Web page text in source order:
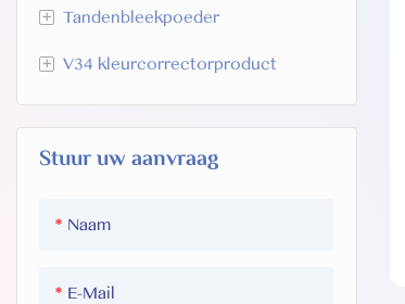
PAP Tandenbleekstrips
Oplossende tandenbleekstrips
U-type tandenbleekstrips
Tandenbleekgel met
+ Tandenbleekpoeder
Tandenbleekpoeder met actieve
+ V34 kleurcorrectorproduct
V34 Tandenbleek U-wraps
V34 tandenbleekstrips
Stuur uw aanvraag
Naam
E-Mail